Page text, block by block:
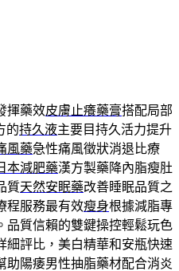
揮藥效皮膚止癢藥膏搭配局部
的持久液主要目持久活力提升
風藥急性痛風徵狀消退比療
本減肥藥漢方製藥降內脂瘦肚
質天然安眠藥改善睡眠品質之
程服務最有效瘦身根據減脂專
品質信賴的雙鍵操控輕鬆玩色
細評比，美白精華和安瓶快速
助陽痿男性抽脂藥材配合消炎